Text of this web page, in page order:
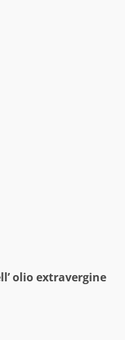
olio extravergine